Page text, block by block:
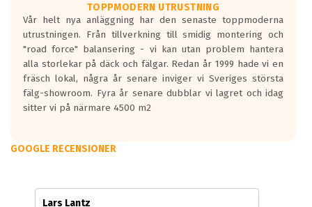
TOPPMODERN UTRUSTNING
Vår helt nya anläggning har den senaste toppmoderna
utrustningen. Från tillverkning till smidig montering och
"road force" balansering - vi kan utan problem hantera
alla storlekar på däck och fälgar. Redan år 1999 hade vi en
fräsch lokal, några år senare inviger vi Sveriges största
fälg-showroom. Fyra år senare dubblar vi lagret och idag
sitter vi på närmare 4500 m2
GOOGLE RECENSIONER
Lars Lantz